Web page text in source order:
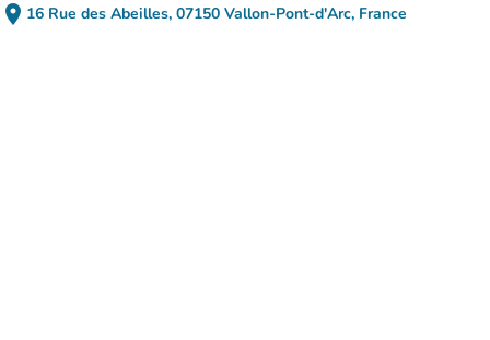
place 16 Rue des Abeilles, 07150 Vallon-Pont-d'Arc, France
(apri in Google Maps)
(nuova scheda)